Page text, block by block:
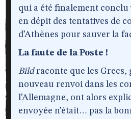
qui a été finalement
en dépit des tentatives de
d’Athènes pour sauver la
La faute de la Poste !
Bildraconte que les Grecs,
nouveau renvoi dans les
l’Allemagne, ont alors
envoyée n’était… pas la